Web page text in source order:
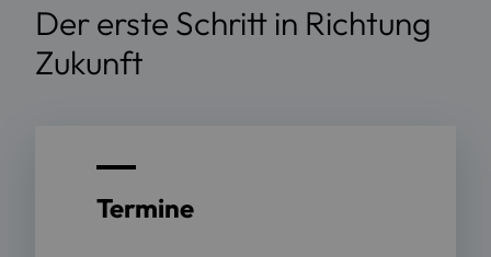
Der erste Schritt in Richtung
Zukunft
Termine